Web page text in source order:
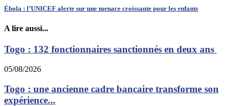
Ébola : l’UNICEF alerte sur une menace croissante pour les enfants
A lire aussi...
Togo : 132 fonctionnaires sanctionnés en deux ans
05/08/2026
Togo : une ancienne cadre bancaire transforme son
expérience...